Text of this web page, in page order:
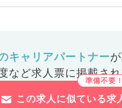
キャリアパートナーが
など求人票に掲載さ
この求人に似ている求